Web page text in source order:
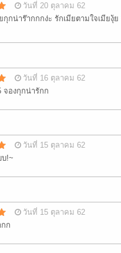
วันที่ 20 ตุลาคม 62
กน่าร๊ากกกง่ะ รักเมียตามใจเมียงุ้
วันที่ 16 ตุลาคม 62
จองกุกน่ารักก
วันที่ 15 ตุลาคม 62
!~
วันที่ 15 ตุลาคม 62
กก